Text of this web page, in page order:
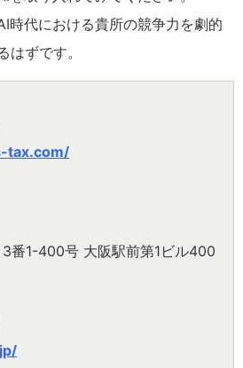
時代における貴所の競争力を劇的
はずです。
tax.com/
番1-400号 大阪駅前第1ビル400